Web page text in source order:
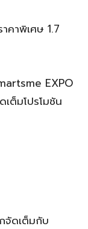
คาพิเศษ 1.7
EXPO
ต็มโปรโมชัน
จัดเต็มกับ